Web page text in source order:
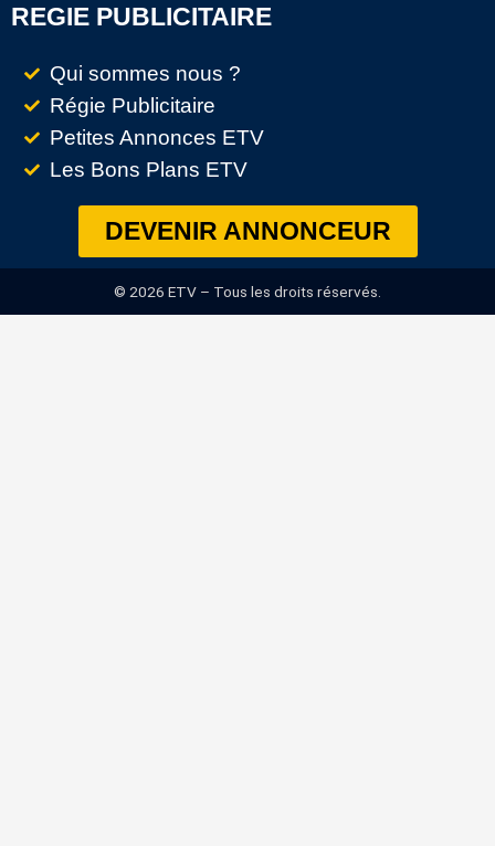
REGIE PUBLICITAIRE
Qui sommes nous ?
Régie Publicitaire
Petites Annonces ETV
Les Bons Plans ETV
DEVENIR ANNONCEUR
© 2026 ETV – Tous les droits réservés.